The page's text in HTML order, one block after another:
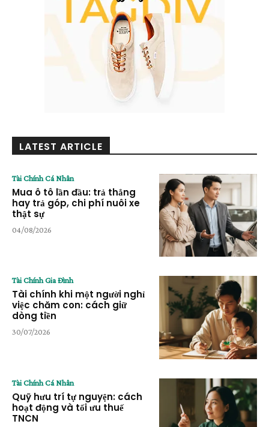
LATEST ARTICLE
Tài Chính Cá Nhân
Mua ô tô lần đầu: trả thẳng
hay trả góp, chi phí nuôi xe
thật sự
04/08/2026
Tài Chính Gia Đình
Tài chính khi một người nghỉ
việc chăm con: cách giữ
dòng tiền
30/07/2026
Tài Chính Cá Nhân
Quỹ hưu trí tự nguyện: cách
hoạt động và tối ưu thuế
TNCN